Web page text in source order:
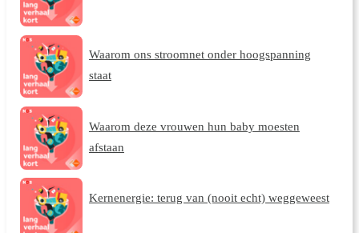
Waarom ons stroomnet onder hoogspanning
staat
Waarom deze vrouwen hun baby moesten
afstaan
Kernenergie: terug van (nooit echt) weggeweest